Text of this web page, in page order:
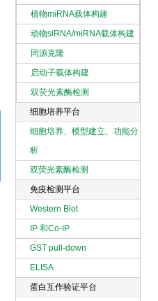
植物miRNA载体构建
动物siRNA/miRNA载体构建
同源克隆
启动子载体构建
双荧光素酶检测
细胞培养平台
细胞培养、模型建立、功能分
析
双荧光素酶检测
免疫检测平台
Western Blot
IP 和Co-IP
GST pull-down
ELISA
蛋白互作验证平台